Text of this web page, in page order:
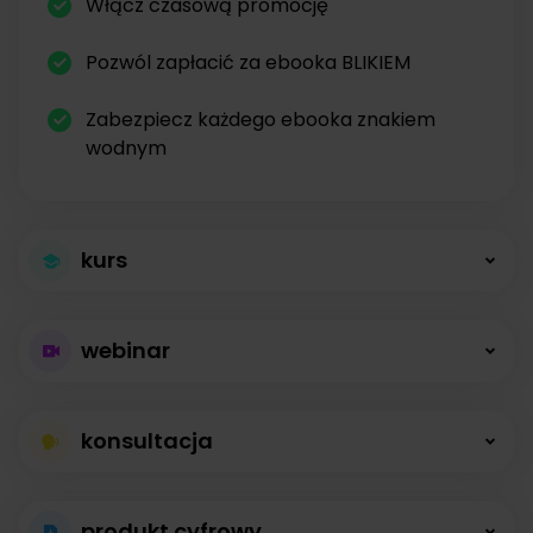
Pozwól zapłacić za ebooka BLIKIEM
Zabezpiecz każdego ebooka znakiem
wodnym
kurs
kursów
Kursy online z modułami, lekcjami, nagraniami i
opisami dostępne od zaraz.
webinar
bez limitów
konsultacja